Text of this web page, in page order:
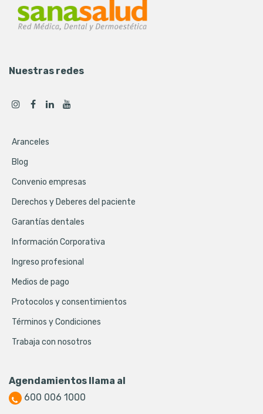
Nuestras redes
Aranceles
Blog
Convenio empresas
Derechos y Deberes del paciente
Garantías dentales
Información Corporativa
Ingreso profesional
Medios de pago
Protocolos y consentimientos
Términos y Condiciones
Trabaja con nosotros
Agendamientos llama al
600 006 1000